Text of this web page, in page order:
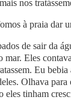
nos
à praia dar
de sair da
Eles
Eu bebia
Olhava para
eles tinham